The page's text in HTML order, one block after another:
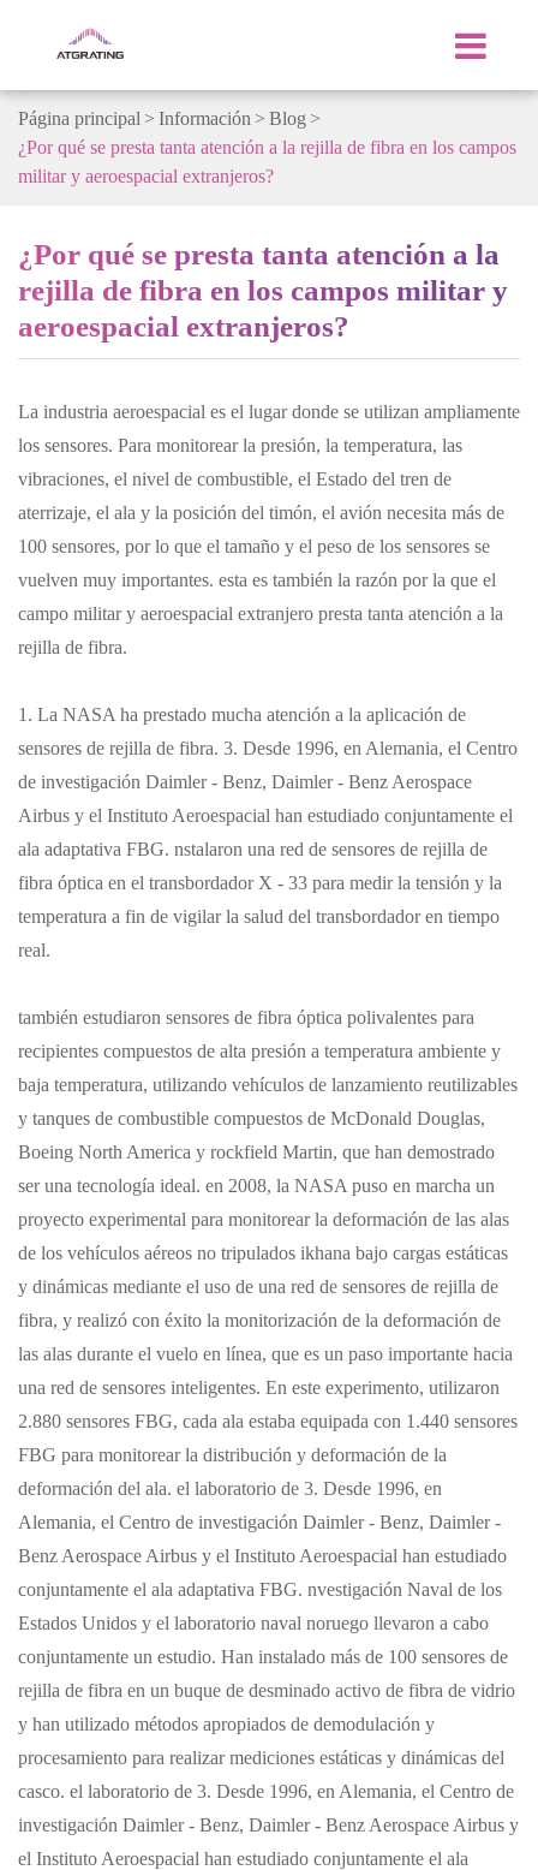
Página principal Información
Blog
¿Por qué se presta tanta atención a la rejilla de fibra en los campos
militar y aeroespacial extranjeros?
¿Por qué se presta tanta atención a la
rejilla de fibra en los campos militar y
aeroespacial extranjeros?
La industria aeroespacial es el lugar donde se utilizan ampliamente
los sensores. Para monitorear la presión, la temperatura, las
vibraciones, el nivel de combustible, el Estado del tren de
aterrizaje, el ala y la posición del timón, el avión necesita más de
100 sensores, por lo que el tamaño y el peso de los sensores se
vuelven muy importantes. esta es también la razón por la que el
campo militar y aeroespacial extranjero presta tanta atención a la
rejilla de fibra.
1. La NASA ha prestado mucha atención a la aplicación de
sensores de rejilla de fibra. 3. Desde 1996, en Alemania, el Centro
de investigación Daimler - Benz, Daimler - Benz Aerospace
Airbus y el Instituto Aeroespacial han estudiado conjuntamente el
ala adaptativa FBG. nstalaron una red de sensores de rejilla de
fibra óptica en el transbordador X - 33 para medir la tensión y la
temperatura a fin de vigilar la salud del transbordador en tiempo
real.
también estudiaron sensores de fibra óptica polivalentes para
recipientes compuestos de alta presión a temperatura ambiente y
baja temperatura, utilizando vehículos de lanzamiento reutilizables
y tanques de combustible compuestos de McDonald Douglas,
Boeing North America y rockfield Martin, que han demostrado
ser una tecnología ideal. en 2008, la NASA puso en marcha un
proyecto experimental para monitorear la deformación de las alas
de los vehículos aéreos no tripulados ikhana bajo cargas estáticas
y dinámicas mediante el uso de una red de sensores de rejilla de
fibra, y realizó con éxito la monitorización de la deformación de
las alas durante el vuelo en línea, que es un paso importante hacia
una red de sensores inteligentes. En este experimento, utilizaron
2.880 sensores FBG, cada ala estaba equipada con 1.440 sensores
FBG para monitorear la distribución y deformación de la
deformación del ala. el laboratorio de 3. Desde 1996, en
Alemania, el Centro de investigación Daimler - Benz, Daimler -
Benz Aerospace Airbus y el Instituto Aeroespacial han estudiado
conjuntamente el ala adaptativa FBG. nvestigación Naval de los
Estados Unidos y el laboratorio naval noruego llevaron a cabo
conjuntamente un estudio. Han instalado más de 100 sensores de
rejilla de fibra en un buque de desminado activo de fibra de vidrio
y han utilizado métodos apropiados de demodulación y
procesamiento para realizar mediciones estáticas y dinámicas del
casco. el laboratorio de 3. Desde 1996, en Alemania, el Centro de
investigación Daimler - Benz, Daimler - Benz Aerospace Airbus y
el Instituto Aeroespacial han estudiado conjuntamente el ala